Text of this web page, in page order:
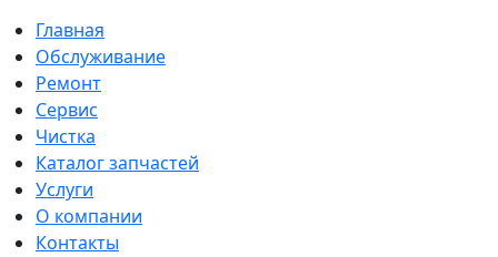
Главная
Обслуживание
Ремонт
Сервис
Чистка
Каталог запчастей
Услуги
О компании
Контакты